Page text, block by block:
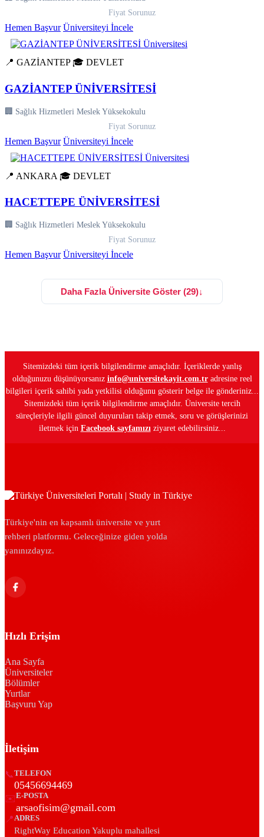
Fiyat Sorunuz
Hemen Başvur Üniversiteyi İncele
📍 GAZİANTEP 🎓 DEVLET
GAZİANTEP ÜNİVERSİTESİ
🏢 Sağlık Hizmetleri Meslek Yüksekokulu
Fiyat Sorunuz
Hemen Başvur Üniversiteyi İncele
📍 ANKARA 🎓 DEVLET
HACETTEPE ÜNİVERSİTESİ
🏢 Sağlık Hizmetleri Meslek Yüksekokulu
Fiyat Sorunuz
Hemen Başvur Üniversiteyi İncele
Daha Fazla Üniversite Göster (29)↓
Sitemizdeki tüm içerik bilgilendirme amaçlıdır. İçeriklerde yanlış
olduğunuzu düşünüyorsanız info@universitekayit.com.tradresine reel
bilgileri içerik sahibi yada yetkilisi olduğunu gösterir belge ile gönderiniz...
Sitemizdeki tüm içerik bilgilendirme amaçlıdır. Üniversite tercih
süreçleriyle ilgili güncel duyuruları takip etmek, soru ve görüşlerinizi
iletmek için Facebook sayfamızı ziyaret edebilirsiniz...
Türkiye'nin en kapsamlı üniversite ve yurt
rehberi platformu. Geleceğinize giden yolda
yanınızdayız.
Hızlı Erişim
Ana Sayfa
Üniversiteler
Bölümler
Yurtlar
Başvuru Yap
İletişim
📞TELEFON
05456694469
✉️E-POSTA
arsaofisim@gmail.com
📍ADRES
RightWay Education Yakuplu mahallesi